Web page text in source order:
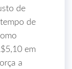
de
de
em
a